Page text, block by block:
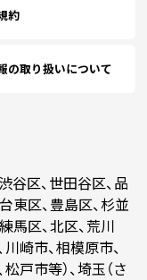
約
の取り扱いについて
谷区、世田谷区、品
東区、豊島区、杉並
馬区、北区、荒川
川崎市、相模原市、
戸市等）、埼玉（さ